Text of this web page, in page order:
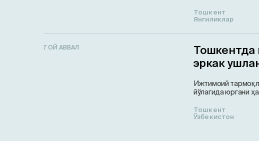
Тошкент
Янгиликлар
7 ОЙ АВВАЛ
Тошкентда
эркак
Ижтимоий
йўлагида юргани
Тошкент
Ўзбекистон